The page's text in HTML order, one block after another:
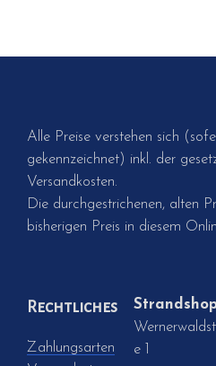
Alle Preise verstehen sich
gekennzeichnet) inkl. der
Versandkosten.
Die durchgestrichenen, alten
bisherigen Preis in diesem
Rechtliches
Zahlungsarten
e 1